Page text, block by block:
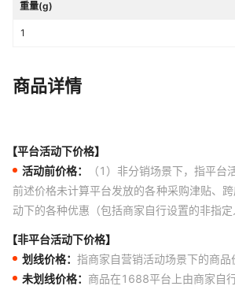
重量(g)
1
商品详情
【平台活动下价格】
活动前价格：
（1）非分销场景下，指平
前述价格未计算平台发放的各种采购津贴、
动下的各种优惠（包括商家自行设置的非指
【非平台活动下价格】
划线价格： 指商家自营销活动场景下的商
未划线价格： 商品在1688平台上由商家自